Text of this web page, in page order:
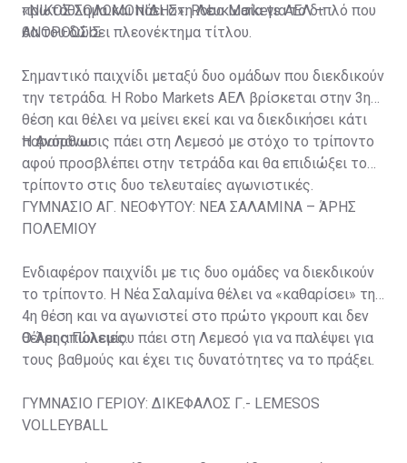
πρωτάθλημα και πάει στη Λευκωσία για το διπλό που
θα του δώσει πλεονέκτημα τίτλου.
«ΝΙΚΟΣ ΣΟΛΩΜΟΝΙΔΗΣ»: Robo Markets ΑΕΛ –
ΑΝΟΡΘΩΣΙΣ
Σημαντικό παιχνίδι μεταξύ δυο ομάδων που διεκδικούν
την τετράδα. Η Robo Markets ΑΕΛ βρίσκεται στην 3η
θέση και θέλει να μείνει εκεί και να διεκδικήσει κάτι
παραπάνω.
Η Ανόρθωσις πάει στη Λεμεσό με στόχο το τρίποντο
αφού προσβλέπει στην τετράδα και θα επιδιώξει το
τρίποντο στις δυο τελευταίες αγωνιστικές.
ΓΥΜΝΑΣΙΟ ΑΓ. ΝΕΟΦΥΤΟΥ: ΝΕΑ ΣΑΛΑΜΙΝΑ – ΆΡΗΣ
ΠΟΛΕΜΙΟΥ
Eνδιαφέρον παιχνίδι με τις δυο ομάδες να διεκδικούν
το τρίποντο. Η Νέα Σαλαμίνα θέλει να «καθαρίσει» την
4η θέση και να αγωνιστεί στο πρώτο γκρουπ και δεν
θέλει απώλειες.
Ο Άρης Πολεμίου πάει στη Λεμεσό για να παλέψει για
τους βαθμούς και έχει τις δυνατότητες να το πράξει.
ΓΥΜΝΑΣΙΟ ΓΕΡΙΟΥ: ΔΙΚΕΦΑΛΟΣ Γ.- LEMESOS
VOLLEYBALL